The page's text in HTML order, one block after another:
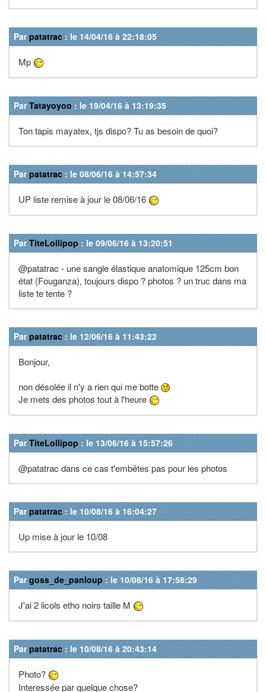
Parpatatrac : le 14/04/16 à 22:18:05
Mp
ParTatayoyoo : le 19/04/16 à 13:19:35
Ton tapis mayatex, tjs dispo? Tu as besoin de quoi?
Parpatatrac : le 08/06/16 à 14:57:34
UP liste remise à jour le 08/06/16
ParTiteLollipop : le 09/06/16 à 13:20:51
@patatrac - une sangle élastique anatomique 125cm bon
état (Fouganza), toujours dispo ? photos ? un truc dans ma
liste te tente ?
Parpatatrac : le 12/06/16 à 11:43:22
Bonjour,
non désolée il n'y a rien qui me botte
Je mets des photos tout à l'heure
ParTiteLollipop : le 13/06/16 à 15:57:26
@patatrac dans ce cas t'embêtes pas pour les photos
Parpatatrac : le 10/08/16 à 16:04:27
Up mise à jour le 10/08
Pargoss_de_panloup : le 10/08/16 à 17:58:29
J'ai 2 licols etho noirs taille M
Parpatatrac : le 10/08/16 à 20:43:14
Photo?
Interessée par quelque chose?